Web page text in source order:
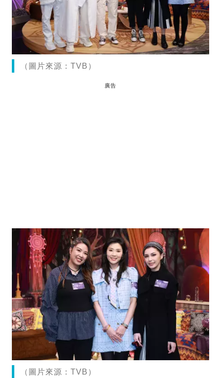
（圖片來源：TVB）
廣告
（圖片來源：TVB）